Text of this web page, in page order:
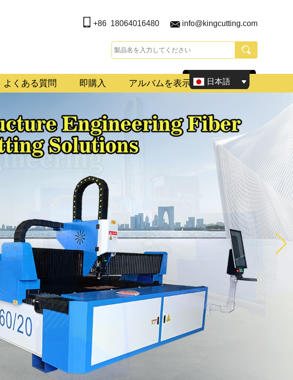
+86 18064016480 info@kingcutting.com
よくある質問 即購入 アルバムを表示 日本語